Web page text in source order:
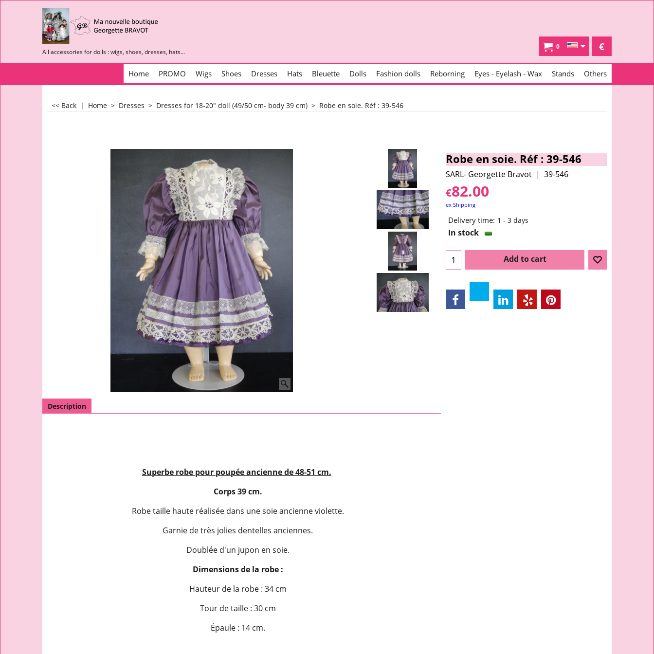
All accessories for dolls : wigs, shoes, dresses, hats...
0 €
Home PROMO Wigs Shoes Dresses Hats Bleuette Dolls Fashion dolls Reborning Eyes - Eyelash - Wax Stands Others
<< Back | Home > Dresses > Dresses for 18-20" doll (49/50 cm- body 39 cm) > Robe en soie. Réf : 39-546
Robe en soie. Réf : 39-546
SARL- Georgette Bravot 39-546
€82.00
ex Shipping
Delivery time: 1 - 3 days
In stock
Add to cart
Description
Superbe robe pour poupée ancienne de 48-51 cm.
Corps 39 cm.
Robe taille haute réalisée dans une soie ancienne violette.
Garnie de très jolies dentelles anciennes.
Doublée d'un jupon en soie.
Dimensions de la robe :
Hauteur de la robe : 34 cm
Tour de taille : 30 cm
Épaule : 14 cm.